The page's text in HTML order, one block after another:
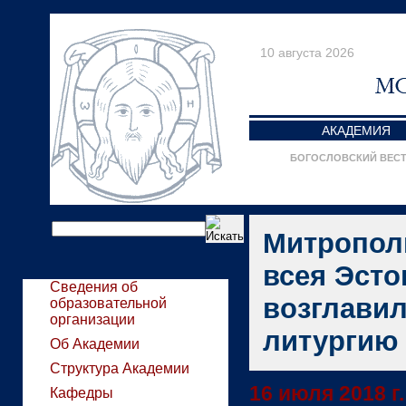
10 августа 2026
АКАДЕМИЯ
БОГОСЛОВСКИЙ
Сведения об
образовательной
организации
Об Академии
Структура Академии
Кафедры
всея
16 июля 2018 г.